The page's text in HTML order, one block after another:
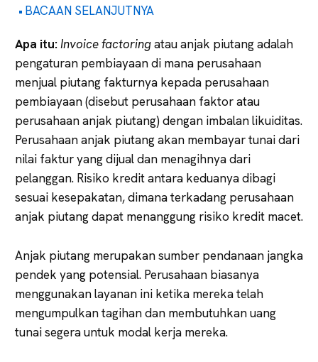
BACAAN SELANJUTNYA
Apa itu:Invoice factoringatau anjak piutang adalah
pengaturan pembiayaan di mana perusahaan
menjual piutang fakturnya kepada perusahaan
pembiayaan (disebut perusahaan faktor atau
perusahaan anjak piutang) dengan imbalan likuiditas.
Perusahaan anjak piutang akan membayar tunai dari
nilai faktur yang dijual dan menagihnya dari
pelanggan. Risiko kredit antara keduanya dibagi
sesuai kesepakatan, dimana terkadang perusahaan
anjak piutang dapat menanggung risiko kredit macet.
Anjak piutang merupakan sumber pendanaan jangka
pendek yang potensial. Perusahaan biasanya
menggunakan layanan ini ketika mereka telah
mengumpulkan tagihan dan membutuhkan uang
tunai segera untuk modal kerja mereka.